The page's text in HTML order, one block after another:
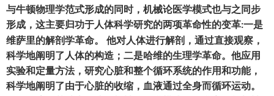
与牛顿物理学范式形成的同时， 机械论医学模式也与之同步
形成 ， 这主要归功于人体科学研究的两项革命性的变革:一是
维萨里的解剖学革命。 他对人体进行解剖 ， 通过直接观察 ，
科学地阐明了人体的构造 ； 二是哈维的生理学革命。他应用
实验和定量方法， 研究心脏和整个循环系统的作用和功能，
科学地阐明了由于心脏的收缩 ， 血液通过全身而循环运动。